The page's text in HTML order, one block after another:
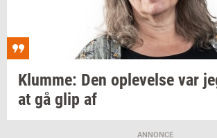
Klum­me: Den op­le­vel­se var
at gå glip af
ANNONCE